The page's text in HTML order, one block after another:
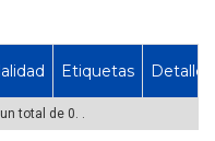
Etiquetas Detalles
total de 0. .